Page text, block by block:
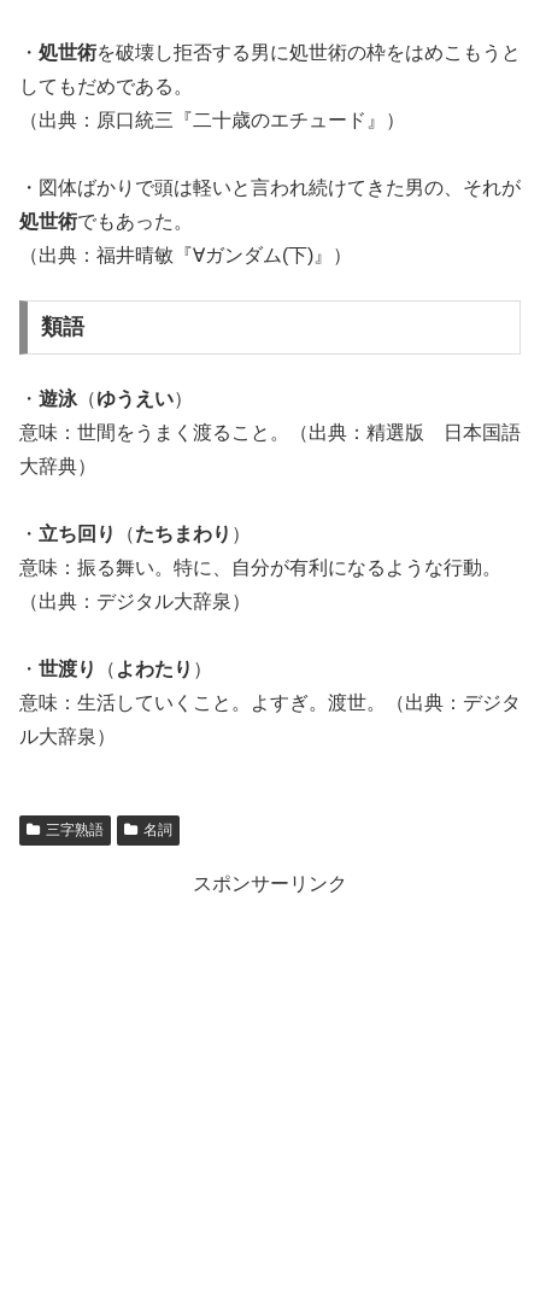
・ 処世術を破壊し拒否する男に処世術の枠をはめこもうと
してもだめである。
（出典：原口統三『二十歳のエチュード』）
・図体ばかりで頭は軽いと言われ続けてきた男の、それが
処世術でもあった。
（出典：福井晴敏『∀ガンダム(下)』）
類語
・ 遊泳 （ゆうえい）
意味：世間をうまく渡ること。（出典：精選版 日本国語
大辞典）
・ 立ち回り （たちまわり ）
意味：振る舞い。特に、自分が有利になるような行動。
（出典：デジタル大辞泉）
・ 世渡り （ よわたり ）
意味：生活していくこと。よすぎ。渡世。（出典：デジタ
ル大辞泉）
三字熟語 名詞
スポンサーリンク